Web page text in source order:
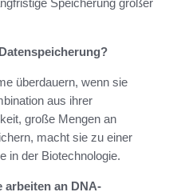
überdauern, wenn sie
aus ihrer
große Mengen an
macht sie zu einer
in der Biotechnologie.
an DNA-